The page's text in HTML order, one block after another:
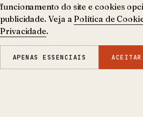
funcionamento do site e cookies
publicidade. Veja a Política de
Privacidade.
APENAS ESSENCIAIS ACEITAR